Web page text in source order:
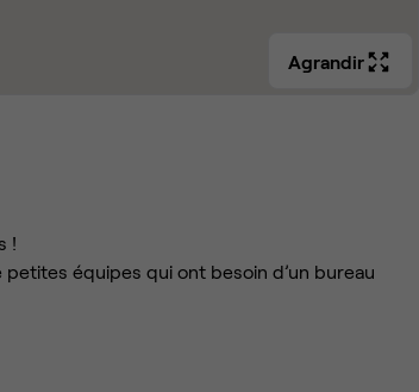
Agrandir
!
équipes qui ont besoin d’un bureau
de coworking. L’espace pourra être en